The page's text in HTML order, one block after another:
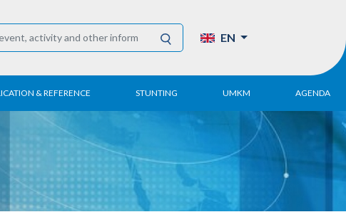
EN
& REFERENCE STUNTING UMKM
UMKM DPN Apindo
APINDO UMKM
DPN/DPP/DPK
Activity
AGENDA